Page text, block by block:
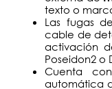
texto o
Las fugas
cable de
activación
Poseidon2 o
Cuenta
automática